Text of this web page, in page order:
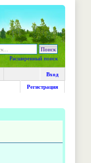
Расширенный поиск
Вход
Регистрация